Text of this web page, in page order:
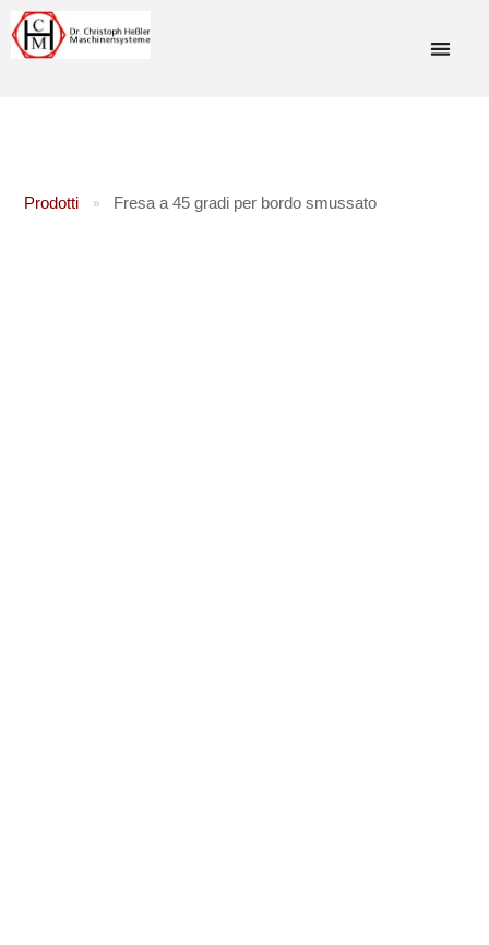
Prodotti » Fresa a 45 gradi per bordo smussato